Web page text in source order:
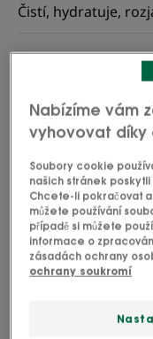
Čistí, hydratuje,
Lze použít pro
Typ vlasů
Dehydratované
Hydratace - Lesk
Nabízíme vám
vyhovovat díky
Soubory cookie
našich stránek
Chcete-li pokračovat
můžete používání
případě si můžete
informace o
zásadách ochrany
ochrany soukromí